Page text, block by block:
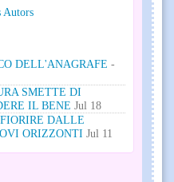
Autors
DELL'ANAGRAFE -
SMETTE DI
IL BENE Jul 18
DALLE
ORIZZONTI Jul 11